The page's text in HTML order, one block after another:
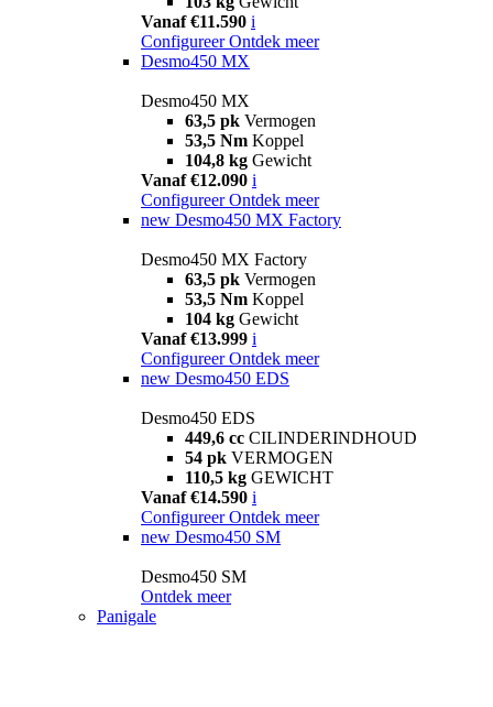
Vanaf €11.590 i
Configureer Ontdek meer
Desmo450 MX
Desmo450 MX
63,5 pk Vermogen
53,5 Nm Koppel
104,8 kg Gewicht
Vanaf €12.090 i
Configureer Ontdek meer
new Desmo450 MX Factory
Desmo450 MX Factory
63,5 pk Vermogen
53,5 Nm Koppel
104 kg Gewicht
Vanaf €13.999 i
Configureer Ontdek meer
new Desmo450 EDS
Desmo450 EDS
449,6 cc CILINDERINDHOUD
54 pk VERMOGEN
110,5 kg GEWICHT
Vanaf €14.590 i
Configureer Ontdek meer
new Desmo450 SM
Desmo450 SM
Ontdek meer
Panigale